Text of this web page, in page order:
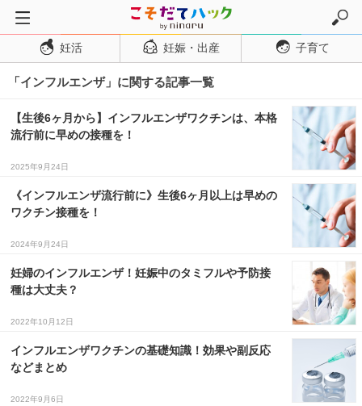
トップページ
妊活
妊娠・出産
妊娠超初期
妊娠初期
妊娠中期
妊娠後期
出産
子育て・育児
２歳児
妊活 妊娠・出産 子育て
「インフルエンザ」に関する記事一覧
【生後6ヶ月から】インフルエンザワクチンは、本格
流行前に早めの接種を！
2025年9月24日
《インフルエンザ流行前に》生後6ヶ月以上は早めの
ワクチン接種を！
2024年9月24日
妊婦のインフルエンザ！妊娠中のタミフルや予防接
種は大丈夫？
2022年10月12日
インフルエンザワクチンの基礎知識！効果や副反応
などまとめ
2022年9月6日